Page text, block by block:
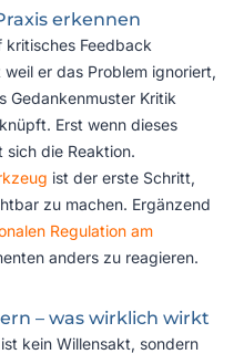
erkennen
kritisches Feedback
er das Problem ignoriert,
Gedankenmuster Kritik
Erst wenn dieses
die Reaktion.
ist der erste Schritt,
zu machen. Ergänzend
Regulation am
anders zu reagieren.
– was wirklich wirkt
kein Willensakt, sondern